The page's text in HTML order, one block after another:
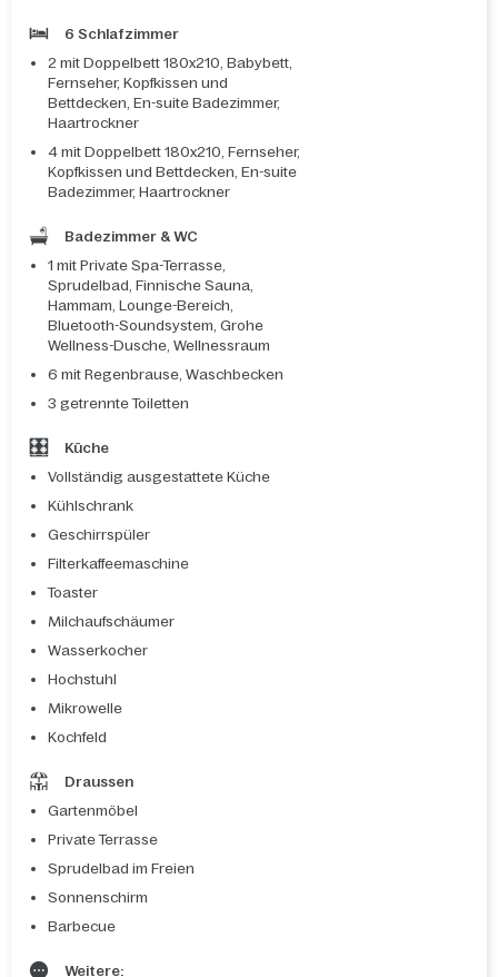
6 Schlafzimmer
2 mit Doppelbett 180x210, Babybett,
Fernseher, Kopfkissen und
Bettdecken, En-suite Badezimmer,
Haartrockner
4 mit Doppelbett 180x210, Fernseher,
Kopfkissen und Bettdecken, En-suite
Badezimmer, Haartrockner
Badezimmer & WC
1 mit Private Spa-Terrasse,
Sprudelbad, Finnische Sauna,
Hammam, Lounge-Bereich,
Bluetooth-Soundsystem, Grohe
Wellness-Dusche, Wellnessraum
6 mit Regenbrause, Waschbecken
3 getrennte Toiletten
Küche
Vollständig ausgestattete Küche
Kühlschrank
Geschirrspüler
Filterkaffeemaschine
Toaster
Milchaufschäumer
Wasserkocher
Hochstuhl
Mikrowelle
Kochfeld
Draussen
Gartenmöbel
Private Terrasse
Sprudelbad im Freien
Sonnenschirm
Barbecue
Weitere: